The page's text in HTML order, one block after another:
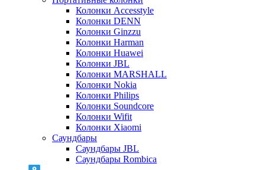
Колонки Accesstyle
Колонки DENN
Колонки Ginzzu
Колонки Harman
Колонки Huawei
Колонки JBL
Колонки MARSHALL
Колонки Nokia
Колонки Philips
Колонки Soundcore
Колонки Wifit
Колонки Xiaomi
Саундбары
Саундбары JBL
Саундбары Rombica